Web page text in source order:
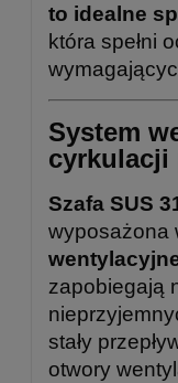
to idealne
która spełni
System
cyrkulacji
Szafa SUS
wyposażona
zapobiegają
stały
otwory